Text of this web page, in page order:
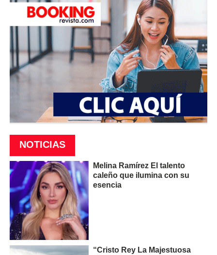
NOTICIAS
Melina Ramírez El talento
caleño que ilumina con su
esencia
“Cristo Rey La Majestuosa